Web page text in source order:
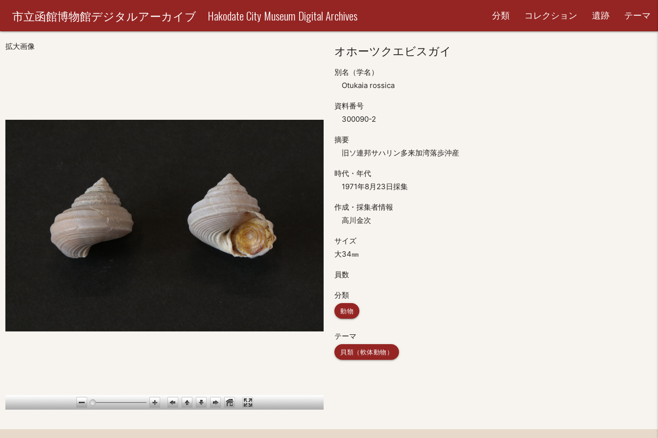
市立函館博物館デジタルアーカイブ Hakodate City Museum Digital Archives 分類 コレクション 遺跡 テーマ
拡大画像 オホーツクエビスガイ
別名（学名）
Otukaia rossica
資料番号
300090-2
摘要
旧ソ連邦サハリン多来加湾落歩沖産
時代・年代
1971年8月23日採集
作成・採集者情報
高川金次
サイズ
大34㎜
員数
分類
動物
テーマ
貝類（軟体動物）